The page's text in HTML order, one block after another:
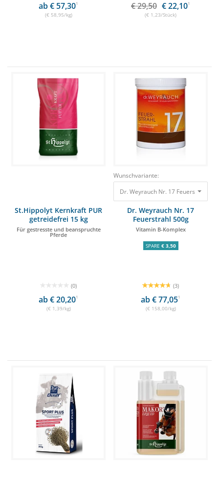
ab € 57,301
(€ 58,95/kg)
€ 29,50 € 22,101
(€ 1,23/Stück)
St.Hippolyt Kernkraft PUR
getreidefrei 15 kg
Für gestresste und beanspruchte
Pferde
(0)
ab € 20,201
(€ 1,39/kg)
Wunschvariante:
Dr. Weyrauch Nr. 17 Feuerstrahl
Dr. Weyrauch Nr. 17
Feuerstrahl 500g
Vitamin B-Komplex
SPARE € 3,50
(3)
ab € 77,051
(€ 158,00/kg)